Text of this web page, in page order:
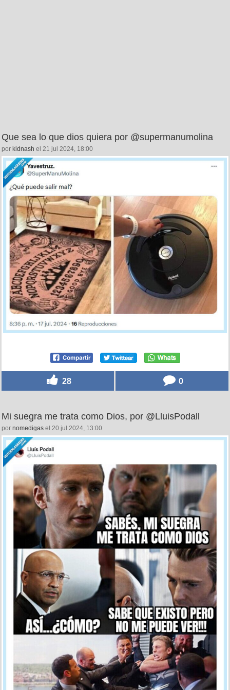
Que sea lo que dios quiera por @supermanumolina
por kidnash el 21 jul 2024, 18:00
28 0
Mi suegra me trata como Dios, por @LluisPodall
por nomedigas el 20 jul 2024, 13:00